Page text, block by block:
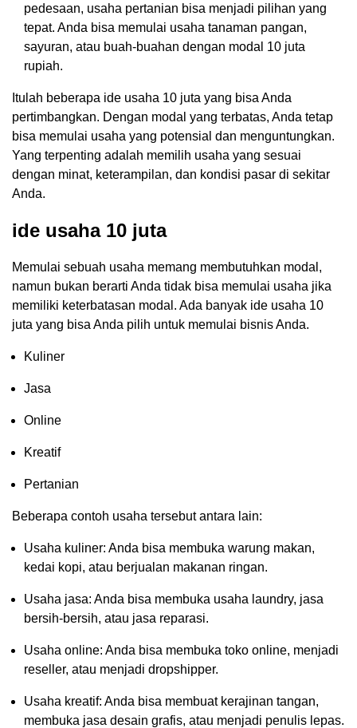
pedesaan, usaha pertanian bisa menjadi pilihan yang
tepat. Anda bisa memulai usaha tanaman pangan,
sayuran, atau buah-buahan dengan modal 10 juta
rupiah.
Itulah beberapa ide usaha 10 juta yang bisa Anda
pertimbangkan. Dengan modal yang terbatas, Anda tetap
bisa memulai usaha yang potensial dan menguntungkan.
Yang terpenting adalah memilih usaha yang sesuai
dengan minat, keterampilan, dan kondisi pasar di sekitar
Anda.
ide usaha 10 juta
Memulai sebuah usaha memang membutuhkan modal,
namun bukan berarti Anda tidak bisa memulai usaha jika
memiliki keterbatasan modal. Ada banyak ide usaha 10
juta yang bisa Anda pilih untuk memulai bisnis Anda.
Kuliner
Jasa
Online
Kreatif
Pertanian
Beberapa contoh usaha tersebut antara lain:
Usaha kuliner: Anda bisa membuka warung makan,
kedai kopi, atau berjualan makanan ringan.
Usaha jasa: Anda bisa membuka usaha laundry, jasa
bersih-bersih, atau jasa reparasi.
Usaha online: Anda bisa membuka toko online, menjadi
reseller, atau menjadi dropshipper.
Usaha kreatif: Anda bisa membuat kerajinan tangan,
membuka jasa desain grafis, atau menjadi penulis lepas.